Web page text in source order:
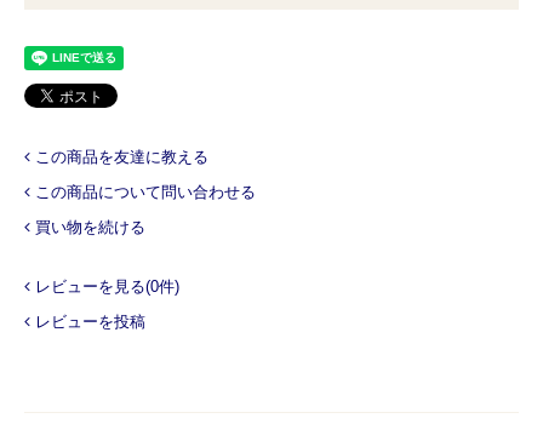
この商品を友達に教える
この商品について問い合わせる
買い物を続ける
レビューを見る(0件)
レビューを投稿